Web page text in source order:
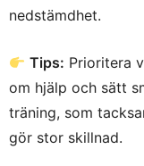
nedstämdhet.
Tips: Prioritera
om hjälp och sätt
träning, som
gör stor skillnad.